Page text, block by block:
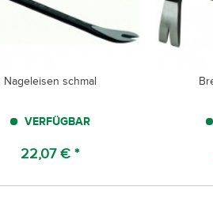
Nageleisen schmal
VERFÜGBAR
22,07 € *